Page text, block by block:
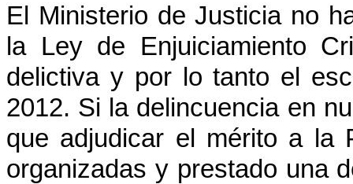
El Ministerio de Justicia no
la Ley de Enjuiciamiento
delictiva y por lo tanto el
2012. Si la delincuencia en
que adjudicar el mérito a la
organizadas y prestado una